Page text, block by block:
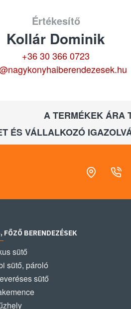
Értékesítő
Kollár Dominik
+36 30 366 0723
A TERMÉKEK ÁRA
ÉS VÁLLALKOZÓ
FŐZŐ BERENDEZÉSEK
sütő
sütő, pároló
sütő